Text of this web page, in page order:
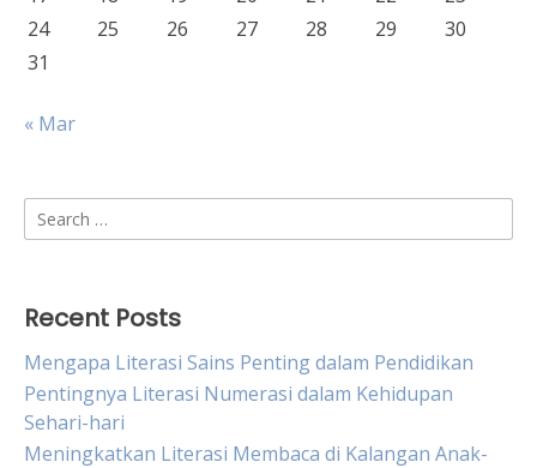
24
25 26 27 28 29
30
31
« Mar
Search
for:
Recent Posts
Mengapa Literasi Sains Penting dalam Pendidikan
Pentingnya Literasi Numerasi dalam Kehidupan
Sehari-hari
Meningkatkan Literasi Membaca di Kalangan Anak-